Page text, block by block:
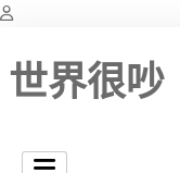
世界很吵